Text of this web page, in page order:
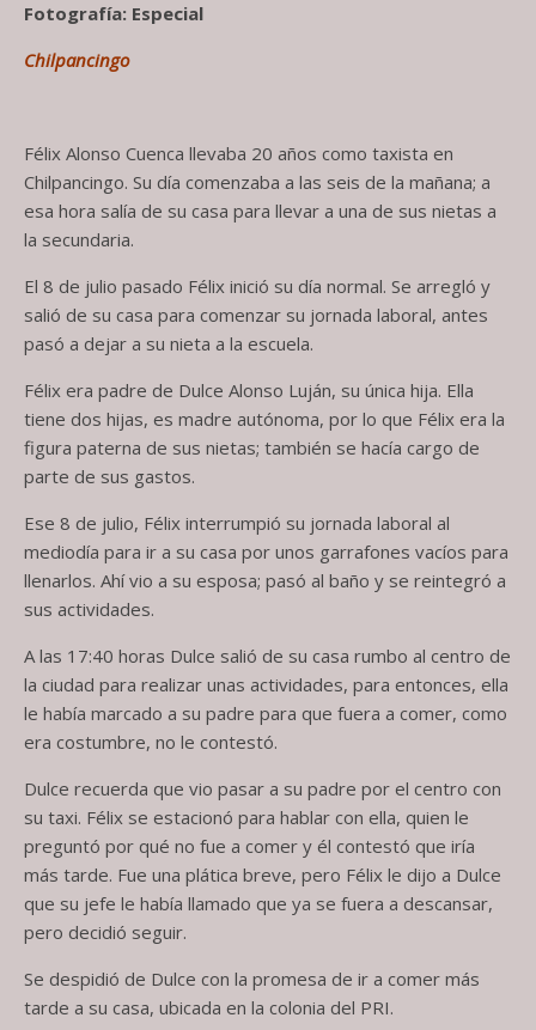
Fotografía: Especial
Chilpancingo
Félix Alonso Cuenca llevaba 20 años como taxista en
Chilpancingo. Su día comenzaba a las seis de la mañana; a
esa hora salía de su casa para llevar a una de sus nietas a
la secundaria.
El 8 de julio pasado Félix inició su día normal. Se arregló y
salió de su casa para comenzar su jornada laboral, antes
pasó a dejar a su nieta a la escuela.
Félix era padre de Dulce Alonso Luján, su única hija. Ella
tiene dos hijas, es madre autónoma, por lo que Félix era la
figura paterna de sus nietas; también se hacía cargo de
parte de sus gastos.
Ese 8 de julio, Félix interrumpió su jornada laboral al
mediodía para ir a su casa por unos garrafones vacíos para
llenarlos. Ahí vio a su esposa; pasó al baño y se reintegró a
sus actividades.
A las 17:40 horas Dulce salió de su casa rumbo al centro de
la ciudad para realizar unas actividades, para entonces, ella
le había marcado a su padre para que fuera a comer, como
era costumbre, no le contestó.
Dulce recuerda que vio pasar a su padre por el centro con
su taxi. Félix se estacionó para hablar con ella, quien le
preguntó por qué no fue a comer y él contestó que iría
más tarde. Fue una plática breve, pero Félix le dijo a Dulce
que su jefe le había llamado que ya se fuera a descansar,
pero decidió seguir.
Se despidió de Dulce con la promesa de ir a comer más
tarde a su casa, ubicada en la colonia del PRI.